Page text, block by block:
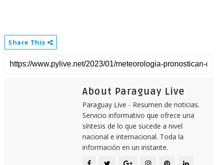
Share This
About Paraguay Live
Paraguay Live - Resumen de noticias.
Servicio informativo que ofrece una
síntesis de lo que sucede a nivel
nacional e internacional. Toda la
información en un instante.